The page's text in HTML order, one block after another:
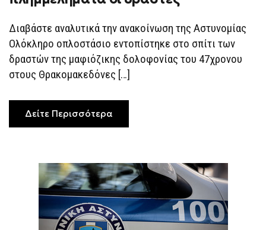
Διαβάστε αναλυτικά την ανακοίνωση της Αστυνομίας
Ολόκληρο οπλοστάσιο εντοπίστηκε στο σπίτι των
δραστών της μαφιόζικης δολοφονίας του 47χρονου
στους Θρακομακεδόνες […]
Δείτε Περισσότερα